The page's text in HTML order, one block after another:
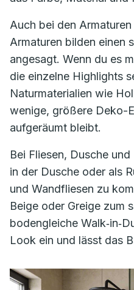
Auch bei den
Armaturen bilden einen
angesagt. Wenn du es
die einzelne Highlights
Naturmaterialien wie
wenige, größere Deko-
aufgeräumt bleibt.
Bei Fliesen, Dusche
in der Dusche oder als
und Wandfliesen zu
Beige oder Greige zum
bodengleiche
Look ein und lässt das